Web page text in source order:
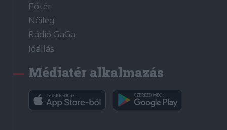
Főtér
Nőileg
Rádió GaGa
Jóállás
Médiatér alkalmazás